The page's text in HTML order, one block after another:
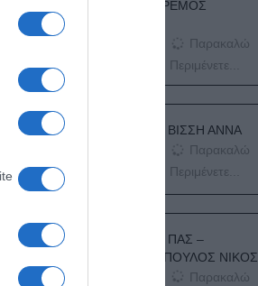
ΔΕΥΤΕΡΑ – ΡΕΜΟΣ
Παρακαλώ
Περιμένετε...
ΕΞΑΙΡΕΣΗ – ΒΙΣΣΗ ΑΝΝΑ
Παρακαλώ
Περιμένετε...
ΟΠΟΥ ΚΙ ΑΝ ΠΑΣ –
ΟΙΚΟΝΟΜΟΠΟΥΛΟΣ ΝΙΚΟΣ
Παρακαλώ